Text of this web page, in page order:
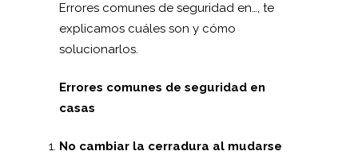
Errores comunes de seguridad en…, te
explicamos cuáles son y cómo
solucionarlos.
Errores comunes de seguridad en
casas
No cambiar la cerradura al mudarse